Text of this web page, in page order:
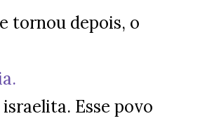
tornou depois, o
Esse povo